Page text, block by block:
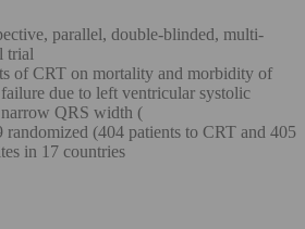
parallel, double-blinded, multi-
trial
of CRT on mortality and morbidity of
due to left ventricular systolic
QRS width (
randomized (404 patients to CRT and 405
in 17 countries